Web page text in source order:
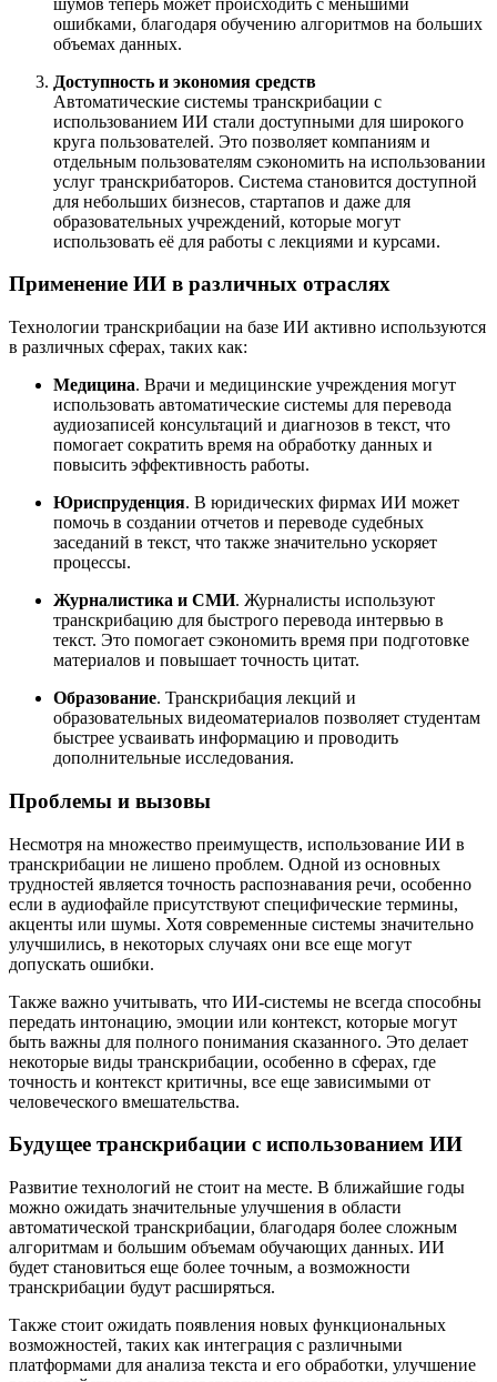
ошибками, благодаря обучению алгоритмов на больших
объемах данных.
Доступность и экономия средств
Автоматические системы транскрибации с
использованием ИИ стали доступными для широкого
круга пользователей. Это позволяет компаниям и
отдельным пользователям сэкономить на использовании
услуг транскрибаторов. Система становится доступной
для небольших бизнесов, стартапов и даже для
образовательных учреждений, которые могут
использовать её для работы с лекциями и курсами.
Применение ИИ в различных отраслях
Технологии транскрибации на базе ИИ активно используются
в различных сферах, таких как:
Медицина. Врачи и медицинские учреждения могут
использовать автоматические системы для перевода
аудиозаписей консультаций и диагнозов в текст, что
помогает сократить время на обработку данных и
повысить эффективность работы.
Юриспруденция. В юридических фирмах ИИ может
помочь в создании отчетов и переводе судебных
заседаний в текст, что также значительно ускоряет
процессы.
Журналистика и СМИ. Журналисты используют
транскрибацию для быстрого перевода интервью в
текст. Это помогает сэкономить время при подготовке
материалов и повышает точность цитат.
Образование. Транскрибация лекций и
образовательных видеоматериалов позволяет студентам
быстрее усваивать информацию и проводить
дополнительные исследования.
Проблемы и вызовы
Несмотря на множество преимуществ, использование ИИ в
транскрибации не лишено проблем. Одной из основных
трудностей является точность распознавания речи, особенно
если в аудиофайле присутствуют специфические термины,
акценты или шумы. Хотя современные системы значительно
улучшились, в некоторых случаях они все еще могут
допускать ошибки.
Также важно учитывать, что ИИ-системы не всегда способны
передать интонацию, эмоции или контекст, которые могут
быть важны для полного понимания сказанного. Это делает
некоторые виды транскрибации, особенно в сферах, где
точность и контекст критичны, все еще зависимыми от
человеческого вмешательства.
Будущее транскрибации с использованием ИИ
Развитие технологий не стоит на месте. В ближайшие годы
можно ожидать значительные улучшения в области
автоматической транскрибации, благодаря более сложным
алгоритмам и большим объемам обучающих данных. ИИ
будет становиться еще более точным, а возможности
транскрибации будут расширяться.
Также стоит ожидать появления новых функциональных
возможностей, таких как интеграция с различными
платформами для анализа текста и его обработки, улучшение